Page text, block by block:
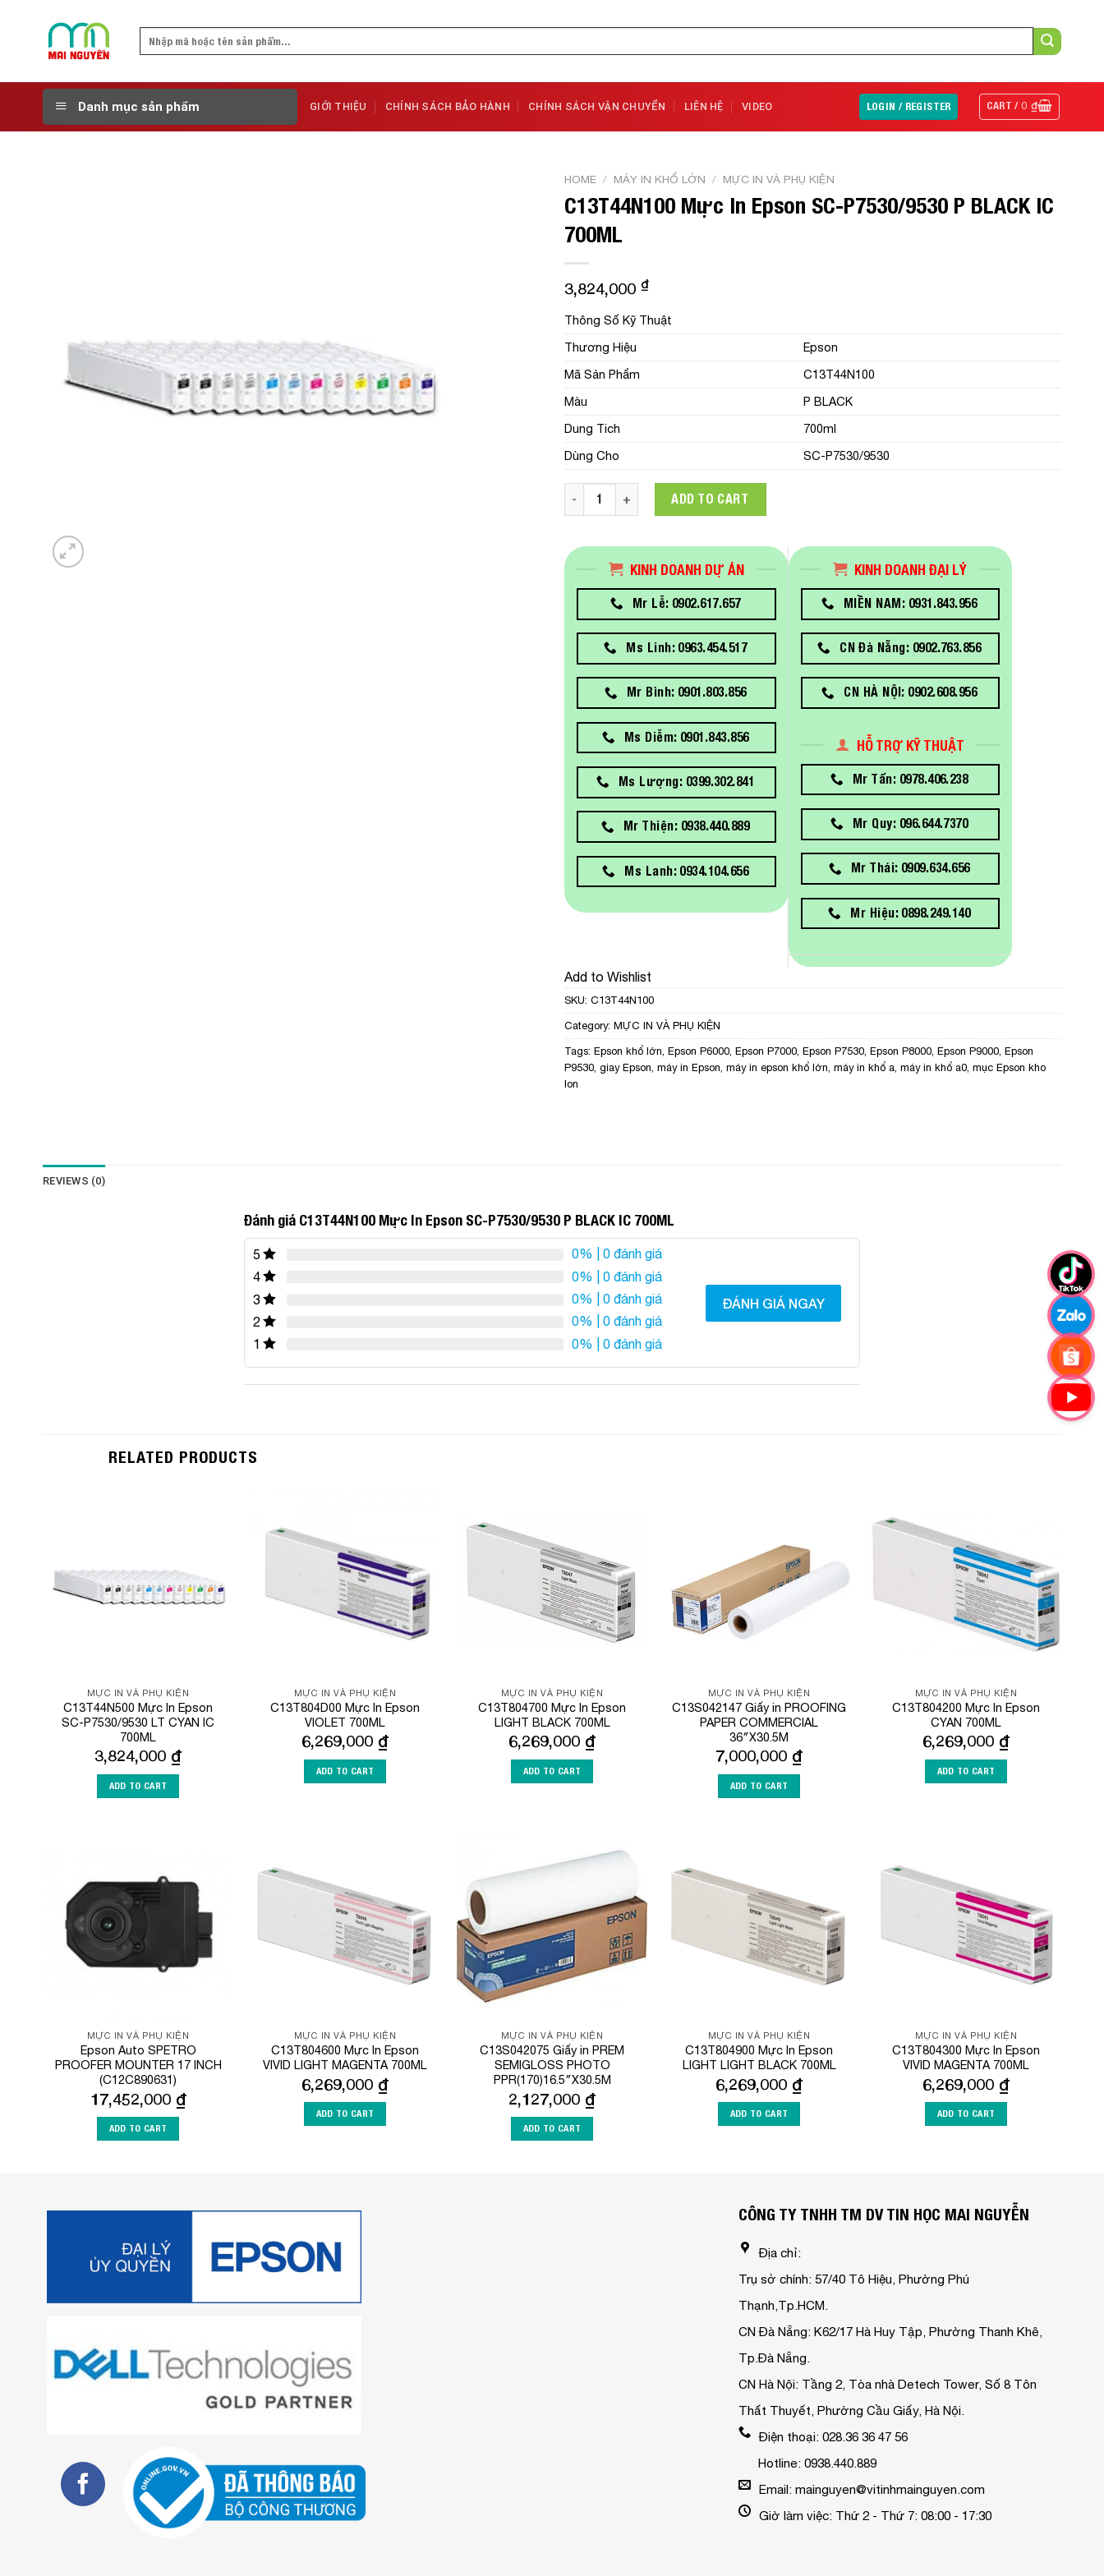
Search
Danh mục sản phẩm GIỚI THIỆU CHÍNH SÁCH BẢO HÀNH CHÍNH SÁCH VẬN CHUYỂN LIÊN HỆ VIDEO LOGIN / REGISTER CART /0₫
HOME / MÁY IN KHỔ LỚN / MỰC IN VÀ PHỤ KIỆN
C13T44N100 Mực In Epson SC-P7530/9530 P BLACK IC
700ML
3,824,000 ₫
Thông Số Kỹ Thuật
Thương Hiệu
Epson
Mã Sản Phẩm
C13T44N100
Màu
P BLACK
Dung Tich
700ml
Dùng Cho
SC-P7530/9530
C13T44N100 Mực In Epson SC-P7530/9530 P BLACK IC 700ML quantity
ADD TO CART
KINH DOANH DỰ ÁN
Mr Lễ: 0902.617.657
Ms Linh: 0963.454.517
Mr Bình: 0901.803.856
Ms Diễm: 0901.843.856
Ms Lượng: 0399.302.841
Mr Thiện: 0938.440.889
Ms Lanh: 0934.104.656
KINH DOANH ĐẠI LÝ
MIỀN NAM: 0931.843.956
CN Đà Nẵng: 0902.763.856
CN HÀ NỘI: 0902.608.956
HỖ TRỢ KỸ THUẬT
Mr Tấn: 0978.406.238
Mr Quy: 096.644.7370
Mr Thái: 0909.634.656
Mr Hiệu: 0898.249.140
Add to Wishlist
SKU: C13T44N100
Category: MỰC IN VÀ PHỤ KIỆN
Tags: Epson khổ lớn Epson P6000 Epson P7000 Epson P7530 Epson P8000 Epson P9000 Epson
P9530 giay Epson máy in Epson máy in epson khổ lớn máy in khổ a máy in khổ a0 mục Epson kho
lon
REVIEWS (0)
Đánh giá C13T44N100 Mực In Epson SC-P7530/9530 P BLACK IC 700ML
5 0% | 0 đánh giá
4
0% | 0 đánh giá
3
0% | 0 đánh giá
2
0% | 0 đánh giá
1
0% | 0 đánh giá
ĐÁNH GIÁ NGAY
RELATED PRODUCTS
MỰC IN VÀ PHỤ KIỆN
C13T44N500 Mực In Epson
SC-P7530/9530 LT CYAN IC
700ML
3,824,000 ₫
ADD TO CART
MỰC IN VÀ PHỤ KIỆN
C13T804D00 Mực In Epson
VIOLET 700ML
6,269,000 ₫
ADD TO CART
MỰC IN VÀ PHỤ KIỆN
C13T804700 Mực In Epson
LIGHT BLACK 700ML
6,269,000 ₫
ADD TO CART
MỰC IN VÀ PHỤ KIỆN
C13S042147 Giấy in PROOFING
PAPER COMMERCIAL
36″X30.5M
7,000,000 ₫
ADD TO CART
MỰC IN VÀ PHỤ KIỆN
C13T804200 Mực In Epson
CYAN 700ML
6,269,000 ₫
ADD TO CART
Wishlist
MỰC IN VÀ PHỤ KIỆN
Epson Auto SPETRO
PROOFER MOUNTER 17 INCH
(C12C890631)
17,452,000 ₫
ADD TO CART
MỰC IN VÀ PHỤ KIỆN
C13T804600 Mực In Epson
VIVID LIGHT MAGENTA 700ML
6,269,000 ₫
ADD TO CART
MỰC IN VÀ PHỤ KIỆN
C13S042075 Giấy in PREM
SEMIGLOSS PHOTO
PPR(170)16.5″X30.5M
2,127,000 ₫
ADD TO CART
MỰC IN VÀ PHỤ KIỆN
C13T804900 Mực In Epson
LIGHT LIGHT BLACK 700ML
6,269,000 ₫
ADD TO CART
MỰC IN VÀ PHỤ KIỆN
C13T804300 Mực In Epson
VIVID MAGENTA 700ML
6,269,000 ₫
ADD TO CART
CÔNG TY TNHH TM DV TIN HỌC MAI NGUYỄN
Địa chỉ:
Trụ sở chính: 57/40 Tô Hiệu, Phường Phú
Thạnh,Tp.HCM.
CN Đà Nẵng: K62/17 Hà Huy Tập, Phường Thanh Khê,
Tp.Đà Nẵng.
CN Hà Nội: Tầng 2, Tòa nhà Detech Tower, Số 8 Tôn
Thất Thuyết, Phường Cầu Giấy, Hà Nội.
Điện thoại: 028.36 36 47 56
Hotline: 0938.440.889
Email: mainguyen@vitinhmainguyen.com
Giờ làm việc: Thứ 2 - Thứ 7: 08:00 - 17:30